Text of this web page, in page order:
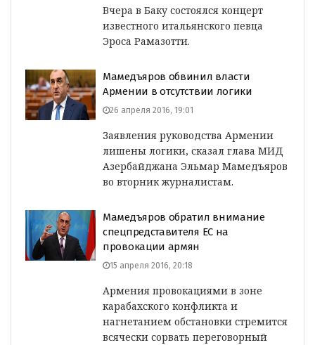
Вчера в Баку состоялся концерт
известного итальянского певца
Эроса Рамазотти.
Мамедъяров обвинил власти
Армении в отсутствии логики
26 апреля 2016, 19:01
Заявления руководства Армении
лишены логики, сказал глава МИД
Азербайджана Эльмар Мамедъяров
во вторник журналистам.
Мамедъяров обратил внимание
спецпредставителя ЕС на
провокации армян
15 апреля 2016, 20:18
Армения провокациями в зоне
карабахского конфликта и
нагнетанием обстановки стремится
всячески сорвать переговорный